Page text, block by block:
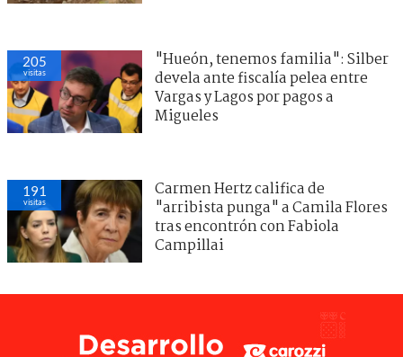
205
visitas
"Hueón, tenemos familia": Silber
devela ante fiscalía pelea entre
Vargas y Lagos por pagos a
Migueles
191
visitas
Carmen Hertz califica de
"arribista punga" a Camila Flores
tras encontrón con Fabiola
Campillai